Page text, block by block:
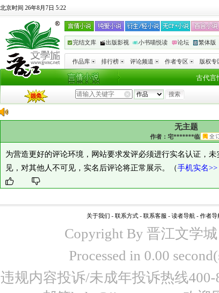
北京时间 26年8月7日 5:22
完结文库 出版影视 小书喵悦读 论坛 繁体版
作品库 排行榜 评论频道 作者专区 版权专
古代言
无主题
作者：宅*******临
为营造更好的评论环境，网站要求发评必须进行实名认证，
见，对其他人不可见，实名后评论将正常展示。（手机实名>>
关于我们 - 联系方式 - 联系客服 - 读者导航 - 作者导
Copyright By 晋江文学
Processed in 0.00
违规内容投诉/未成年投诉热线